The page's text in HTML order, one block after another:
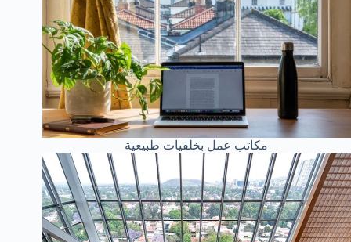
مكاتب عمل بخلفيات طبيعية